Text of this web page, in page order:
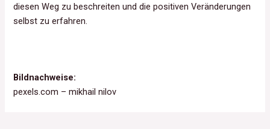
diesen Weg zu beschreiten und die positiven Veränderungen
selbst zu erfahren.
Bildnachweise:
pexels.com – mikhail nilov